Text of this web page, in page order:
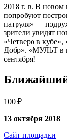
2018 г. в. В
попробуют
патруля» —
зрители увидят
«Четверо в
Добр». «МУЛЬТ в
сентября!
100 ₽
13 октября 2018
Сайт площадки